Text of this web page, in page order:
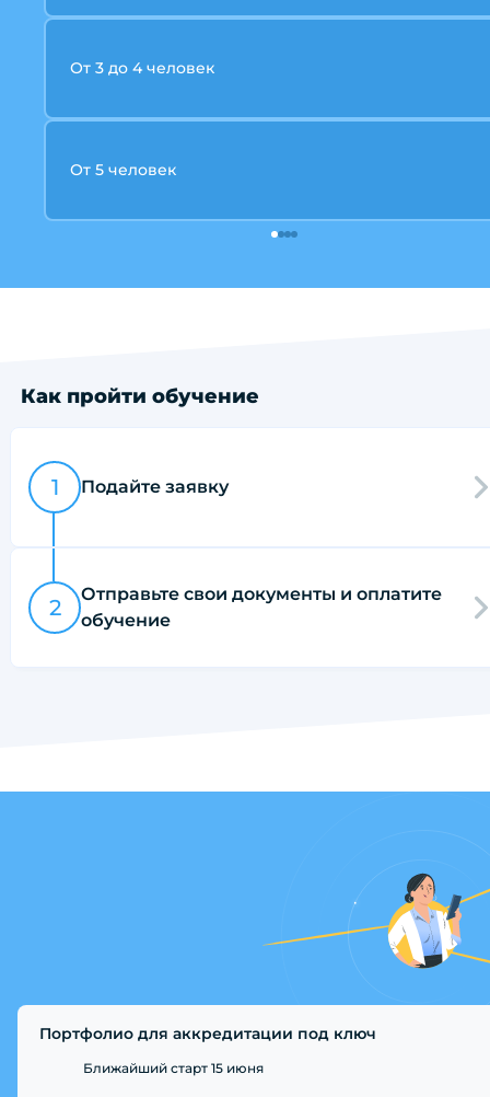
От 3 до 4 человек
От 5 человек
Как пройти обучение
1 Подайте заявку
2
Отправьте свои документы и оплатите
обучение
Портфолио для аккредитации под ключ
Ближайший старт 15 июня